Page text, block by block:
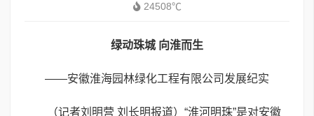
24508℃
绿动珠城 向淮而生
——安徽淮海园林绿化工程有限公司发展纪实
（记者刘明营 刘长明报道）“淮河明珠”是对安徽